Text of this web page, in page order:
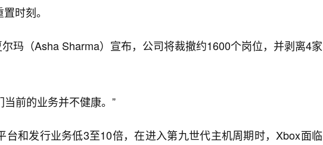
时刻。
玛（Asha Sharma）宣布，公司将裁撤约1600个岗位，并剥离4家
前的业务并不健康。”
台和发行业务低3至10倍，在进入第九世代主机周期时，Xbox面临